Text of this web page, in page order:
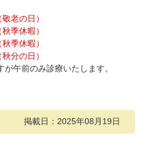
敬老の日）
休暇）
休暇）
秋分の日）
午前のみ診療いたします。
掲載日：2025年08月19日